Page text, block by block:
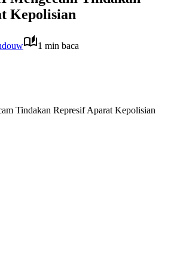
Kepolisian
1 min baca
Tindakan Represif Aparat Kepolisian